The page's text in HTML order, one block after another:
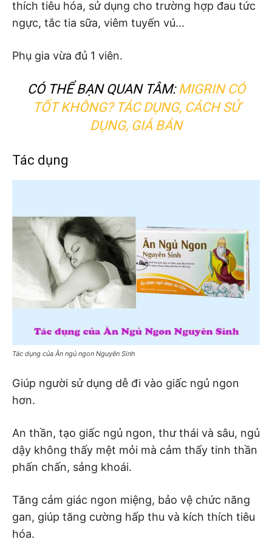
thích tiêu hóa, sử dụng cho trường hợp đau tức
ngực, tắc tia sữa, viêm tuyến vú…
Phụ gia vừa đủ 1 viên.
CÓ THỂ BẠN QUAN TÂM: MIGRIN CÓ
TỐT KHÔNG? TÁC DỤNG, CÁCH SỬ
DỤNG, GIÁ BÁN
Tác dụng
Tác dụng của Ăn ngủ ngon Nguyên Sinh
Giúp người sử dụng dễ đi vào giấc ngủ ngon
hơn.
An thần, tạo giấc ngủ ngon, thư thái và sâu, ngủ
dậy không thấy mệt mỏi mà cảm thấy tinh thần
phấn chấn, sảng khoái.
Tăng cảm giác ngon miệng, bảo vệ chức năng
gan, giúp tăng cường hấp thu và kích thích tiêu
hóa.